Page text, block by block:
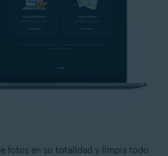
fotos en su totalidad y limpia todo